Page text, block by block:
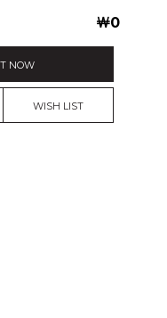
￦0
NOW
WISH LIST